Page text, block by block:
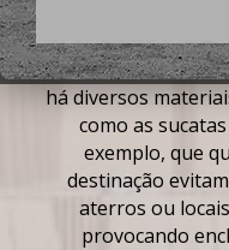
logística reversa
uma alternativa
meio da coleta e
há diversos
como as
exemplo, que
destinação
aterros ou
provocando